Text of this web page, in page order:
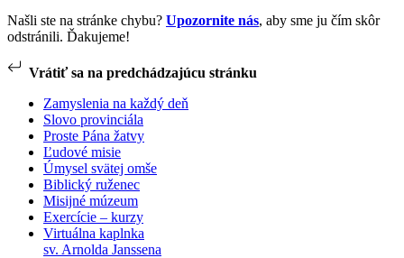
Našli ste na stránke chybu? Upozornite nás, aby sme ju čím skôr
odstránili. Ďakujeme!
Vrátiť sa na predchádzajúcu stránku
Zamyslenia na každý deň
Slovo provinciála
Proste Pána žatvy
Ľudové misie
Úmysel svätej omše
Biblický ruženec
Misijné múzeum
Exercície – kurzy
Virtuálna kaplnka
sv. Arnolda Janssena